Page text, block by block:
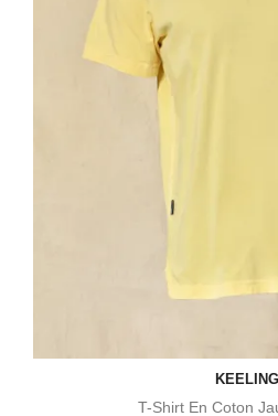
KEELING
T-Shirt En Coton